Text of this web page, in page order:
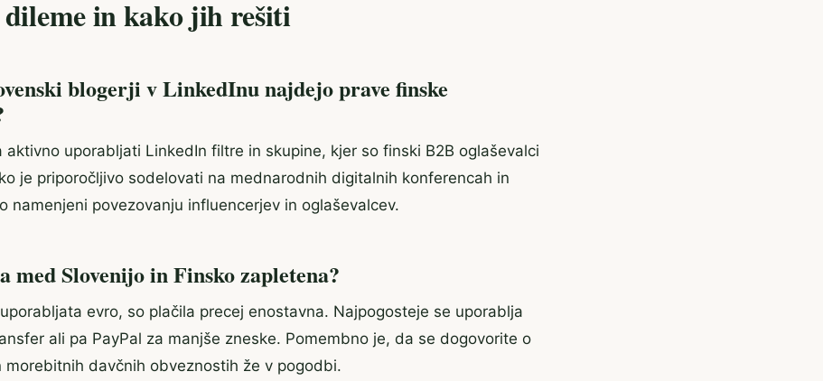
dileme in kako jih rešiti
blogerji v LinkedInu najdejo prave finske
aktivno uporabljati LinkedIn filtre in skupine, kjer so finski B2B oglaševalci
je priporočljivo sodelovati na mednarodnih digitalnih konferencah in
namenjeni povezovanju influencerjev in oglaševalcev.
med Slovenijo in Finsko zapletena?
evro, so plačila precej enostavna. Najpogosteje se uporablja
ali pa PayPal za manjše zneske. Pomembno je, da se dogovorite o
morebitnih davčnih obveznostih že v pogodbi.